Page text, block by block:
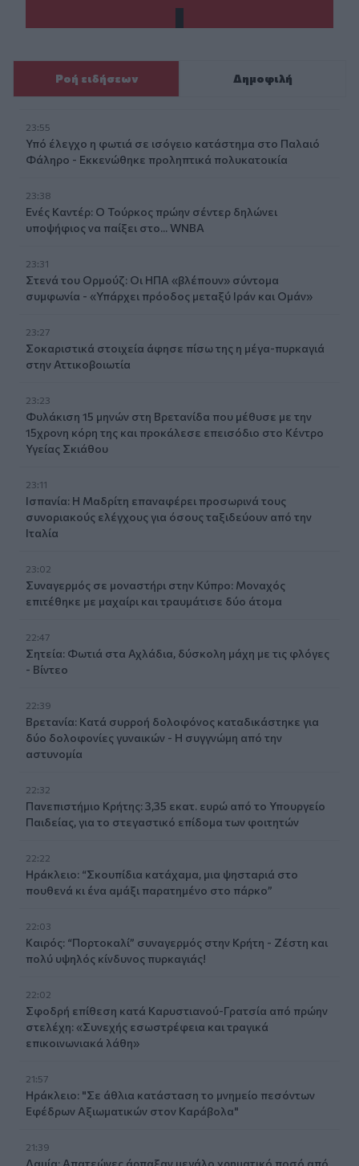
Ροή ειδήσεων Δημοφιλή
23:55
Υπό έλεγχο η φωτιά σε ισόγειο κατάστημα στο Παλαιό
Φάληρο - Εκκενώθηκε προληπτικά πολυκατοικία
23:38
Ενές Καντέρ: Ο Τούρκος πρώην σέντερ δηλώνει
υποψήφιος να παίξει στο... WNBA
23:31
Στενά του Ορμούζ: Οι ΗΠΑ «βλέπουν» σύντομα
συμφωνία - «Υπάρχει πρόοδος μεταξύ Ιράν και Ομάν»
23:27
Σοκαριστικά στοιχεία άφησε πίσω της η μέγα-πυρκαγιά
στην Αττικοβοιωτία
23:23
Φυλάκιση 15 μηνών στη Βρετανίδα που μέθυσε με την
15χρονη κόρη της και προκάλεσε επεισόδιο στο Κέντρο
Υγείας Σκιάθου
23:11
Ισπανία: Η Μαδρίτη επαναφέρει προσωρινά τους
συνοριακούς ελέγχους για όσους ταξιδεύουν από την
Ιταλία
23:02
Συναγερμός σε μοναστήρι στην Κύπρο: Μοναχός
επιτέθηκε με μαχαίρι και τραυμάτισε δύο άτομα
22:47
Σητεία: Φωτιά στα Αχλάδια, δύσκολη μάχη με τις φλόγες
- Βίντεο
22:39
Βρετανία: Κατά συρροή δολοφόνος καταδικάστηκε για
δύο δολοφονίες γυναικών - Η συγγνώμη από την
αστυνομία
22:32
Πανεπιστήμιο Κρήτης: 3,35 εκατ. ευρώ από το Υπουργείο
Παιδείας, για το στεγαστικό επίδομα των φοιτητών
22:22
Ηράκλειο: “Σκουπίδια κατάχαμα, μια ψησταριά στο
πουθενά κι ένα αμάξι παρατημένο στο πάρκο”
22:03
Καιρός: “Πορτοκαλί” συναγερμός στην Κρήτη - Ζέστη και
πολύ υψηλός κίνδυνος πυρκαγιάς!
22:02
Σφοδρή επίθεση κατά Καρυστιανού-Γρατσία από πρώην
στελέχη: «Συνεχής εσωστρέφεια και τραγικά
επικοινωνιακά λάθη»
21:57
Ηράκλειο: "Σε άθλια κατάσταση το μνημείο πεσόντων
Εφέδρων Αξιωματικών στον Καράβολα"
21:39
Λαμία: Απατεώνες άρπαξαν μεγάλο χρηματικό ποσό από